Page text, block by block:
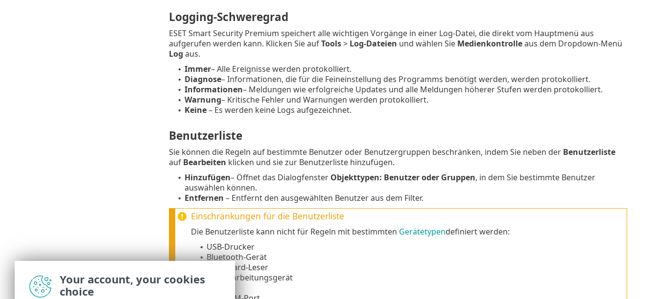
Logging-Schweregrad
ESET Smart Security Premium speichert alle wichtigen Vorgänge in einer Log-Datei, die direkt vom Hauptmenü aus
aufgerufen werden kann. Klicken Sie aufTools> Log-Dateien und wählen Sie Medienkontrolleaus dem Dropdown-Menü
Log aus.
• Immer– Alle Ereignisse werden protokolliert.
• Diagnose– Informationen, die für die Feineinstellung des Programms benötigt werden, werden protokolliert.
• Informationen– Meldungen wie erfolgreiche Updates und alle Meldungen höherer Stufen werden protokolliert.
• Warnung– Kritische Fehler und Warnungen werden protokolliert.
• Keine– Es werden keine Logs aufgezeichnet.
Benutzerliste
Sie können die Regeln auf bestimmte Benutzer oder Benutzergruppen beschränken, indem Sie neben der Benutzerliste
auf Bearbeiten klicken und sie zur Benutzerliste hinzufügen.
• Hinzufügen– Öffnet das Dialogfenster Objekttypen: Benutzer oder Gruppen, in dem Sie bestimmte Benutzer
auswählen können.
• Entfernen – Entfernt den ausgewählten Benutzer aus dem Filter.
Einschränkungen für die Benutzerliste
Die Benutzerliste kann nicht für Regeln mit bestimmten Gerätetypendefiniert werden:
• USB-Drucker
• Bluetooth-Gerät
Smartcard-Leser
• Bildverarbeitungsgerät
Your account, your cookies
choice